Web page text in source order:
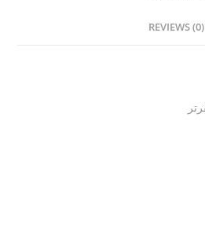
REVIEWS (0)